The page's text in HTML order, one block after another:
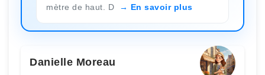
mètre de haut. D
En savoir plus
Danielle Moreau